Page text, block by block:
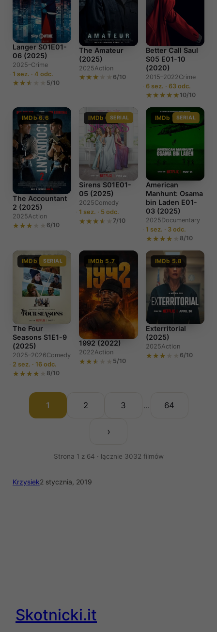
Langer S01E01-
06 (2025)
2025–Crime
1 sez. · 4 odc.
5/10
The Amateur
(2025)
2025Action
6/10
Better Call Saul
S05 E01-10
(2020)
2015–2022Crime
6 sez. · 63 odc.
10/10
IMDb 6.6
The Accountant
2 (2025)
2025Action
6/10
IMDb 6.7SERIAL
Sirens S01E01-
05 (2025)
2025Comedy
1 sez. · 5 odc.
7/10
IMDb 7.7SERIAL
American
Manhunt: Osama
bin Laden E01-
03 (2025)
2025Documentary
1 sez. · 3 odc.
8/10
IMDb 7.2SERIAL
The Four
Seasons S1E1-9
(2025)
2025–2026Comedy
2 sez. · 16 odc.
8/10
IMDb 5.7
1992 (2022)
2022Action
5/10
IMDb 5.8
Exterritorial
(2025)
2025Action
6/10
1 2 3 … 64
›
Strona 1 z 64 · łącznie 3032 filmów
Krzysiek2 stycznia, 2019
Skotnicki.it